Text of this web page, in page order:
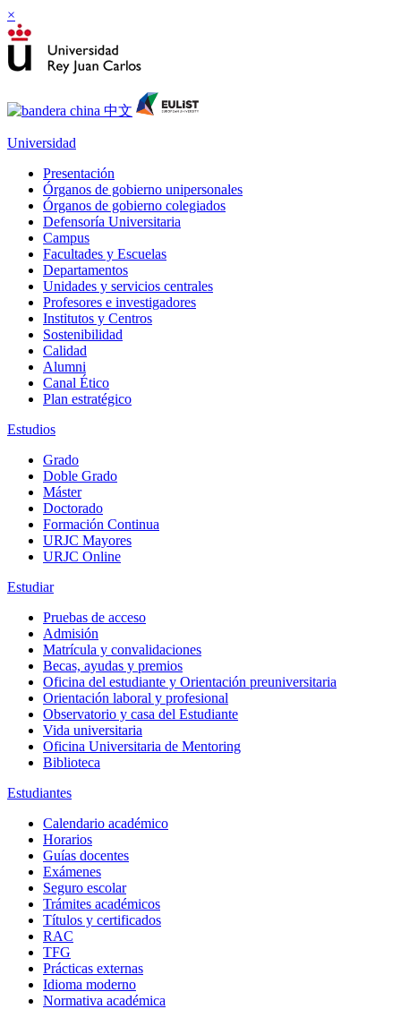
×
Universidad
Presentación
Órganos de gobierno unipersonales
Órganos de gobierno colegiados
Defensoría Universitaria
Campus
Facultades y Escuelas
Departamentos
Unidades y servicios centrales
Profesores e investigadores
Institutos y Centros
Sostenibilidad
Calidad
Alumni
Canal Ético
Plan estratégico
Estudios
Grado
Doble Grado
Máster
Doctorado
Formación Continua
URJC Mayores
URJC Online
Estudiar
Pruebas de acceso
Admisión
Matrícula y convalidaciones
Becas, ayudas y premios
Oficina del estudiante y Orientación preuniversitaria
Orientación laboral y profesional
Observatorio y casa del Estudiante
Vida universitaria
Oficina Universitaria de Mentoring
Biblioteca
Estudiantes
Calendario académico
Horarios
Guías docentes
Exámenes
Seguro escolar
Trámites académicos
Títulos y certificados
RAC
TFG
Prácticas externas
Idioma moderno
Normativa académica